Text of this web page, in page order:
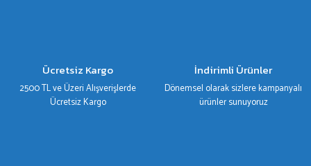
Ürün fiyatı diğer sitelerden daha pahalı.
Bu ürüne benzer farklı alternatifler olmalı.
Ücretsiz Kargo
2500 TL ve Üzeri Alışverişlerde
Ücretsiz Kargo
İndirimli Ürünler
Dönemsel olarak sizlere kampanyalı
ürünler sunuyoruz